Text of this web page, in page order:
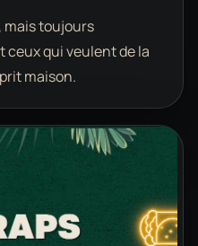
mais toujours
ceux qui veulent de la
maison.